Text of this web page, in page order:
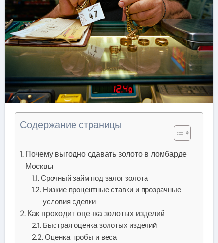
Содержание страницы
Почему выгодно сдавать золото в ломбарде
Москвы
Срочный займ под залог золота
Низкие процентные ставки и прозрачные
условия сделки
Как проходит оценка золотых изделий
Быстрая оценка золотых изделий
Оценка пробы и веса